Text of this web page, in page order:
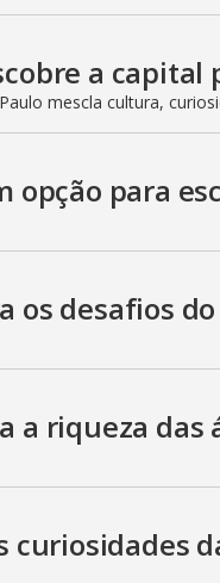
a capital
mescla cultura,
opção para
os desafios
a riqueza das
curiosidades